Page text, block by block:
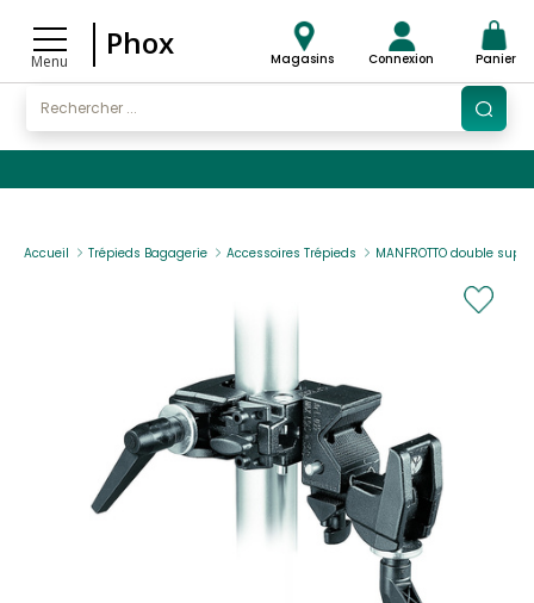
Menu
Phox Magasins Connexion Panier
Accueil Trépieds Bagagerie Accessoires Trépieds MANFROTTO double